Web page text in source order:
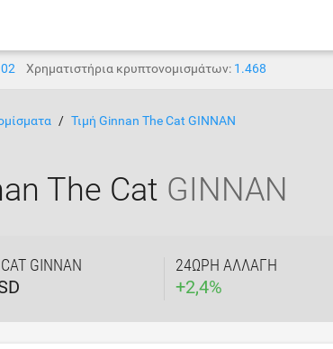
Χρηματιστήρια κρυπτονομισμάτων: 1.468
Τιμή Ginnan The Cat GINNAN
The Cat GINNAN
GINNAN 24ΩΡΗ ΑΛΛΑΓΉ
+2,4%